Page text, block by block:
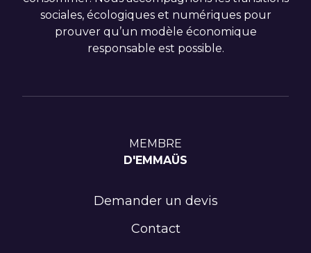
sociales, écologiques et numériques pour
prouver qu’un modèle économique
responsable est possible.
MEMBRE
D'EMMAÜS
Demander un devis
Contact